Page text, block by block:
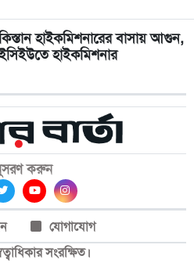
হাইকমিশনারের বাসায় আগুন,
হাইকমিশনার
করুন
যোগাযোগ
সংরক্ষিত।